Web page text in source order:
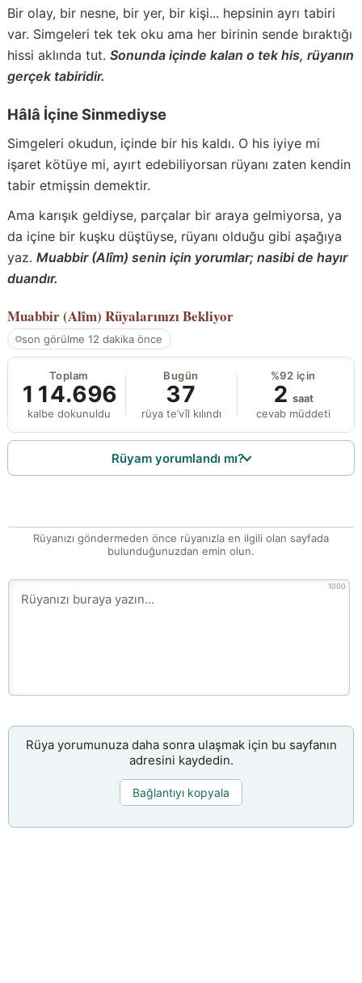
Bir olay, bir nesne, bir yer, bir kişi... hepsinin ayrı tabiri
var. Simgeleri tek tek oku ama her birinin sende bıraktığı
hissi aklında tut. Sonunda içinde kalan o tek his, rüyanın
gerçek tabiridir.
Hâlâ İçine Sinmediyse
Simgeleri okudun, içinde bir his kaldı. O his iyiye mi
işaret kötüye mi, ayırt edebiliyorsan rüyanı zaten kendin
tabir etmişsin demektir.
Ama karışık geldiyse, parçalar bir araya gelmiyorsa, ya
da içine bir kuşku düştüyse, rüyanı olduğu gibi aşağıya
yaz. Muabbir (Alîm) senin için yorumlar; nasibi de hayır
duandır.
Muabbir (Alîm) Rüyalarınızı Bekliyor
son görülme 12 dakika önce
Toplam
114.696
kalbe dokunuldu
Bugün
37
rüya te’vîl kılındı
%92 için
2 saat
cevab müddeti
Rüyam yorumlandı mı?
Rüyanızı göndermeden önce rüyanızla en ilgili olan sayfada
bulunduğunuzdan emin olun.
1000
Rüya yorumunuza daha sonra ulaşmak için bu sayfanın
adresini kaydedin.
Bağlantıyı kopyala